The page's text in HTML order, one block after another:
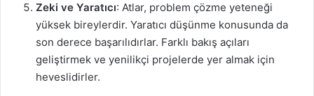
Zeki ve Yaratıcı: Atlar, problem çözme yeteneği
yüksek bireylerdir. Yaratıcı düşünme konusunda da
son derece başarılıdırlar. Farklı bakış açıları
geliştirmek ve yenilikçi projelerde yer almak için
heveslidirler.